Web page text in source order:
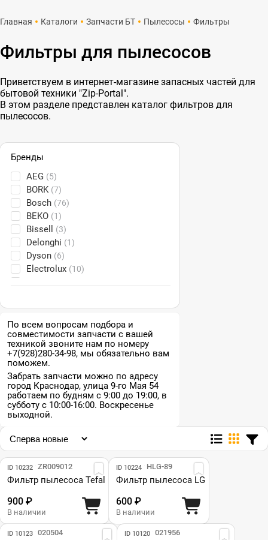
Главная Каталоги Запчасти БТ Пылесосы Фильтры
Фильтры для пылесосов
Приветствуем в интернет-магазине запасных частей для
бытовой техники "Zip-Portal".
В этом разделе представлен каталог фильтров для
пылесосов.
Бренды
AEG (5)
BORK (7)
Bosch (76)
BEKO (1)
Bissell (3)
Delonghi (1)
Dyson (6)
Electrolux (10)
Karcher (1)
Kambrook (4)
LG (48)
Miele (4)
Moulinex
Philips (10)
Polaris (3)
Rowenta (8)
Samsung
Tefal (59)
Thomas (3)
VAX (2)
Vitek (7)
Zanussi
По всем вопросам подбора и
совместимости запчасти с вашей
техникой звоните нам по номеру
+7(928)280-34-98, мы обязательно вам
поможем.
Забрать запчасти можно по адресу
город Краснодар, улица 9-го Мая 54
работаем по будням с 9:00 до 19:00, в
субботу с 10:00-16:00. Воскресенье
выходной.
ID 10232
Парт №: ZR009012
Фильтр пылесоса Tefal
900 ₽
В наличии
ID 10224
Парт №: HLG-89
Фильтр пылесоса LG
600 ₽
В наличии
ID 10123
Парт №: 020504 ID 10120
Парт №: 021956